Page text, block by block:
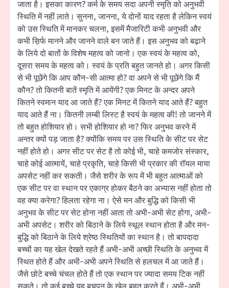
जाता है। इसका कारण? कर्म के समय सदा अपनी स्मृति को अनुभवी
स्थिति में नहीं लाते। सुनना, जानना, ये दोनों याद रहता है लेकिन स्वयं
को उस स्थिति में मानकर चलना, इसमें मैजारिटी कभी अनुभवी और
कभी स़िर्फ मानने और जानने वाले बन जाते हैं। इस अनुभव को बढ़ाने
के लिये दो बातों के विशेष महत्व को जानो। एक स्वयं के महत्व को,
दूसरा समय के महत्व को। स्वयं के प्रति बहुत जानते हो। अगर किसी
से भी पूछेंगे कि आप कौन-सी आत्मा हो? वा अपने से भी पूछेंगे कि मैं
कौन? तो कितनी बातें स्मृति में आयेंगी? एक मिनट के अन्दर अपने
कितने स्वमान याद आ जाते हैं? एक मिनट में कितने याद आते हैं? बहुत
याद आते हैं ना। कितनी लम्बी लिस्ट है स्वयं के महत्व की! तो जानने में
तो बहुत होशियार हो। सभी होशियार हो ना? फिर अनुभव करने में
अन्तर क्यों पड़ जाता है? क्योंकि समय पर उस स्थिति के सीट पर सेट
नहीं होते हो। अगर सीट पर सेट है तो कोई भी, चाहे कमजोर संस्कार,
चाहे कोई आत्मायें, चाहे प्रकृति, चाहे किसी भी प्रकार की रॉयल माया
अपसेट नहीं कर सकती। जैसे शरीर के रूप में भी बहुत आत्माओं को
एक सीट पर वा स्थान पर एकाग्र होकर बैठने का अभ्यास नहीं होता तो
वह क्या करेगा? हिलता रहेगा ना। ऐसे मन और बुद्धि को किसी भी
अनुभव के सीट पर सेट होना नहीं आता तो अभी-अभी सेट होगा, अभी-
अभी अपसेट। शरीर को बिठाने के लिये स्थूल स्थान होता है और मन-
बुद्धि को बिठाने के लिये श्रेष्ठ स्थितियों का स्थान है। तो बापदादा
बच्चों का यह खेल देखते रहते हैं अभी-अभी अच्छी स्थिति के अनुभव में
स्थित होते हैं और अभी-अभी अपने स्थिति से हलचल में आ जाते हैं।
जैसे छोटे बच्चे चंचल होते हैं तो एक स्थान पर ज्यादा समय टिक नहीं